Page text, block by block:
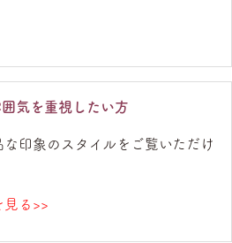
気を重視したい方
印象のスタイルをご覧いただけ
見る>>